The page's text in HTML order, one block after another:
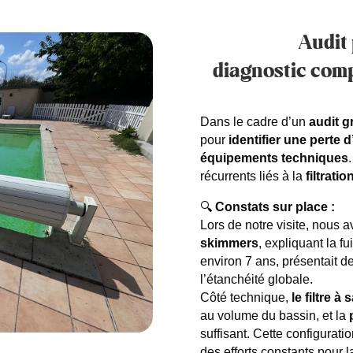
Audit
diagnostic
Dans le cadre d’un audit
pour identifier une perte
équipements techniques
récurrents liés à la
🔍 Constats sur place :
Lors de notre visite, nous
skimmers, expliquant la
environ 7 ans, présentait
l’étanchéité globale.
Côté technique, le filtre à
au volume du bassin, et la
suffisant. Cette